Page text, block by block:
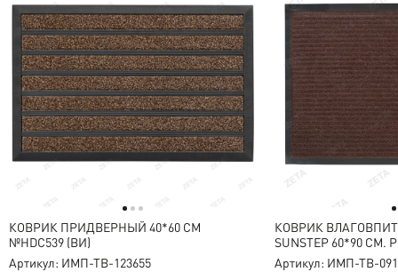
КОВРИК ПРИДВЕРНЫЙ 40*60 СМ
№HDC539 (ВИ)
Артикул: ИМП-ТВ-123655
КОВРИК
SUNSTEP 60*90 СМ.
Артикул: ИМП-ТВ-